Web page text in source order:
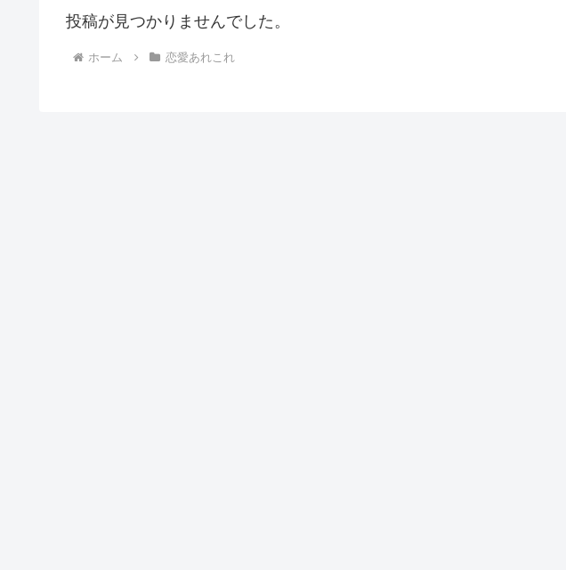
投稿が見つかりませんでした。
ホーム 恋愛あれこれ